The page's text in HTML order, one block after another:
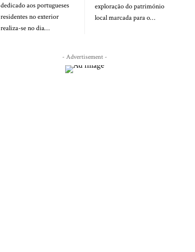
dedicado aos portugueses
residentes no exterior
realiza-se no dia…
exploração do património
local marcada para o…
- Advertisement -